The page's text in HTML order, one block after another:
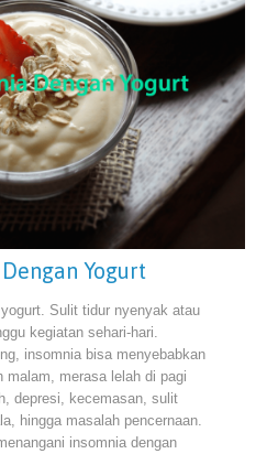
Yogurt
Sulit tidur nyenyak atau
kegiatan sehari-hari.
insomnia bisa menyebabkan
malam, merasa lelah di pagi
depresi, kecemasan, sulit
hingga masalah pencernaan.
insomnia dengan